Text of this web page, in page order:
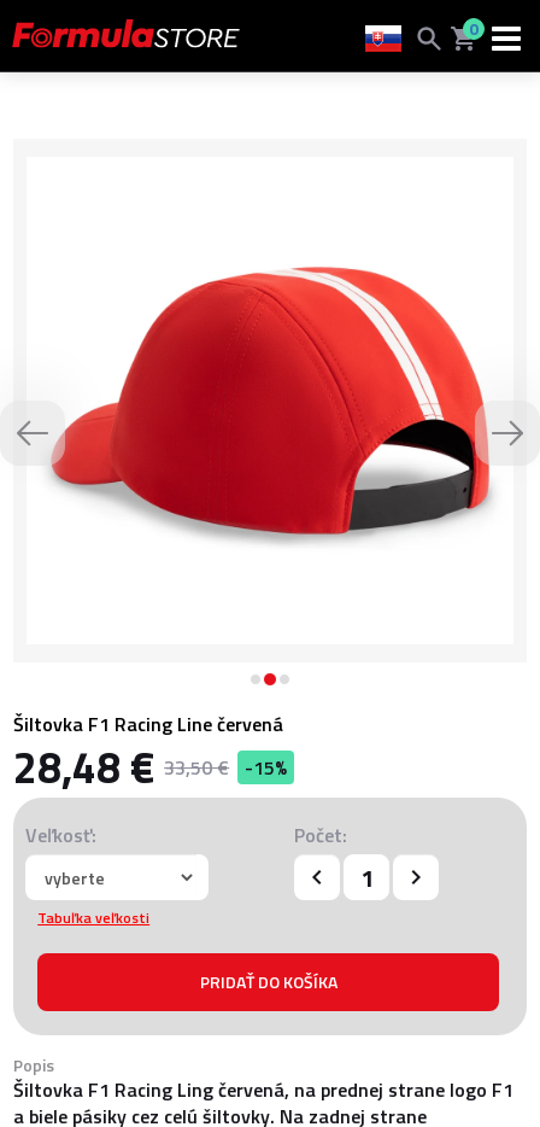
0
Šiltovka F1 Racing Line červená
28,48 €33,50 € -15%
Veľkosť: Počet:
Tabuľka veľkosti
Popis
Šiltovka F1 Racing Ling červená, na prednej strane logo F1
a biele pásiky cez celú šiltovky. Na zadnej strane